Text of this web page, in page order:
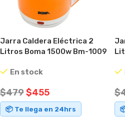
Jarra Caldera Eléctrica 2
Litros Boma 1500w Bm-1009
En stock
$479$455
📦 Te llega en 24hrs
$